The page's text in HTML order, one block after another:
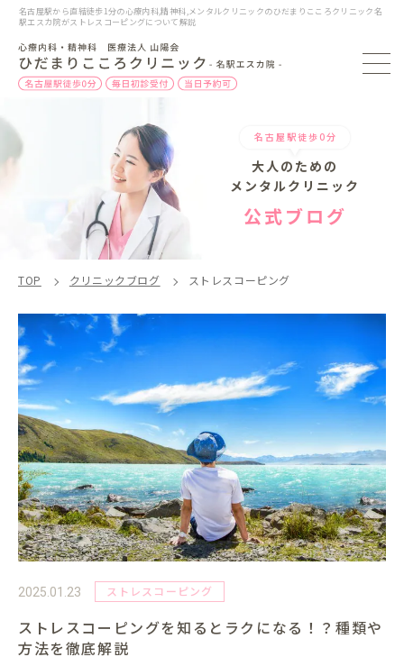
名古屋駅から直結徒歩1分の心療内科,精神科,メンタルクリニックのひだまりこころクリニック名
駅エスカ院がストレスコーピングについて解説
名古屋駅徒歩0分
大人のための
メンタルクリニック
公式ブログ
TOP クリニックブログ ストレスコーピング
2025.01.23 ストレスコーピング
ストレスコーピングを知るとラクになる！？種類や
方法を徹底解説